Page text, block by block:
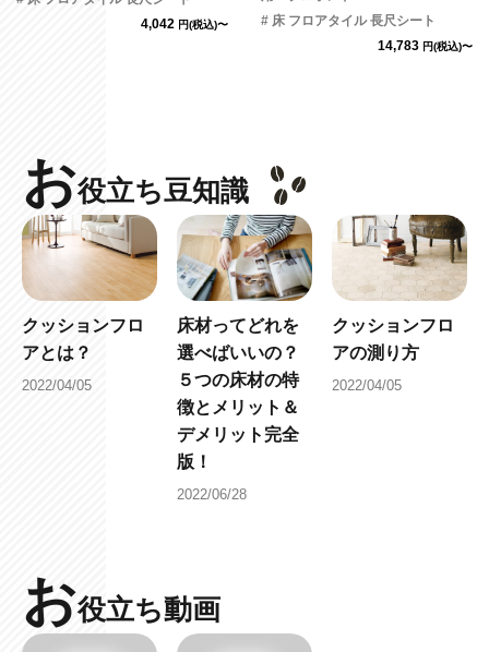
4,042 円(税込)〜
# 床 フロアタイル 長尺シート
14,783 円(税込)〜
お役立ち豆知識
クッションフロ
アとは？
2022/04/05
床材ってどれを
選べばいいの？
５つの床材の特
徴とメリット＆
デメリット完全
版！
2022/06/28
クッションフロ
アの測り方
2022/04/05
お役立ち動画